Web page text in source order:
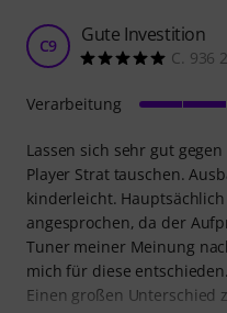
C9 Gute Investition
C. 936
Lassen sich sehr gut
Player Strat tauschen.
kinderleicht.
angesprochen, da der
Tuner meiner Meinung
mich für diese entschieden.
Einen großen Unterschied
Verarbeitung